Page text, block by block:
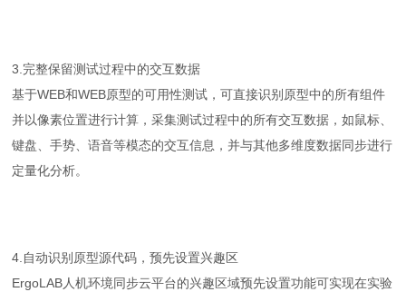
3.完整保留测试过程中的交互数据
基于WEB和WEB原型的可用性测试，可直接识别原型中的所有组件
并以像素位置进行计算，采集测试过程中的所有交互数据，如鼠标、
键盘、手势、语音等模态的交互信息，并与其他多维度数据同步进行
定量化分析。
4.自动识别原型源代码，预先设置兴趣区
ErgoLAB人机环境同步云平台的兴趣区域预先设置功能可实现在实验